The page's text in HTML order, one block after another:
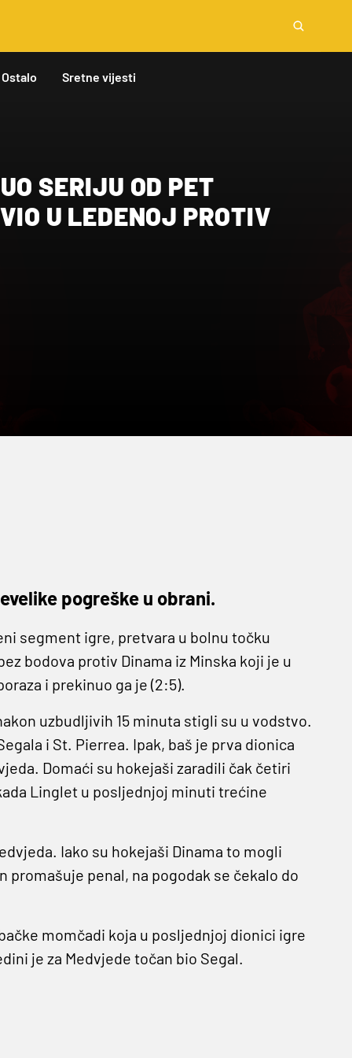
Ostalo Sretne vijesti
SERIJU OD PET
U LEDENOJ PROTIV
pogreške u obrani.
segment igre, pretvara u bolnu točku
bodova protiv Dinama iz Minska koji je u
i prekinuo ga je (2:5).
uzbudljivih 15 minuta stigli su u vodstvo.
i St. Pierrea. Ipak, baš je prva dionica
Domaći su hokejaši zaradili čak četiri
Linglet u posljednjoj minuti trećine
Iako su hokejaši Dinama to mogli
penal, na pogodak se čekalo do
momčadi koja u posljednjoj dionici igre
je za Medvjede točan bio Segal.